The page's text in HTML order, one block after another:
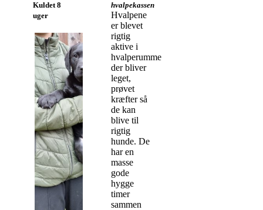
Kuldet 8
uger
hvalpekassen
Hvalpene
er blevet
rigtig
aktive i
hvalperummet,
der bliver
leget,
prøvet
kræfter så
de kan
blive til
rigtig
hunde. De
har en
masse
gode
hygge
timer
sammen